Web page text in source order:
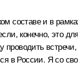
составе и в
конечно, это
проводить
в России. Я со